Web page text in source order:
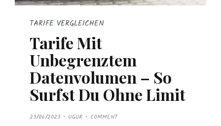
TARIFE VERGLEICHEN
Tarife Mit
Unbegrenztem
Datenvolumen – So
Surfst Du Ohne Limit
P
O
23/06/2023 UGUR COMMENT